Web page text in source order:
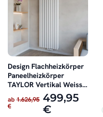
Design Flachheizkörper
Paneelheizkörper
TAYLOR Vertikal Weiss
60 cm x 180 cm
ab 1.626,95
€
499,95
€